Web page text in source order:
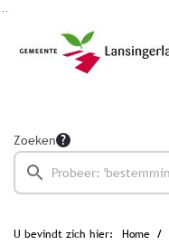
Zoeken
U bevindt zich hier: Home